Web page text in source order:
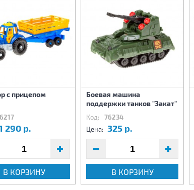
с прицепом
290 р.
В КОРЗИНУ
Боевая машина
поддержки танков "Закат"
Код: 76234
Цена: 325 р.
В КОРЗИНУ